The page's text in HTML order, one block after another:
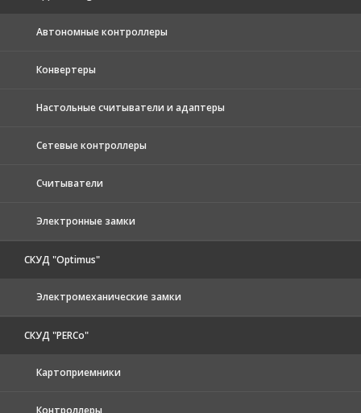
Автономные контроллеры
Конвертеры
Настольные считыватели и адаптеры
Сетевые контроллеры
Считыватели
Электронные замки
СКУД "Optimus"
Электромеханические замки
СКУД "PERCo"
Картоприемники
Контроллеры